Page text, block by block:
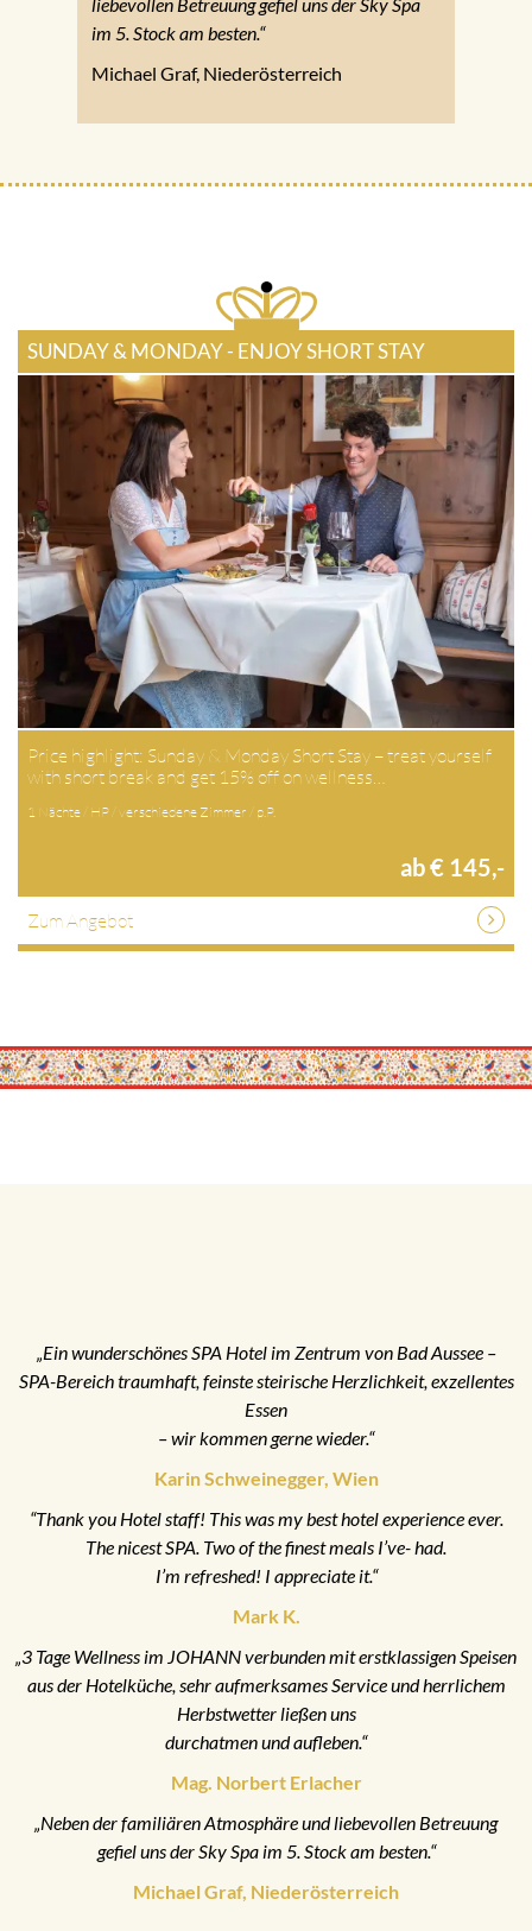
im 5. Stock am besten.“
Michael Graf, Niederösterreich
SUNDAY & MONDAY - ENJOY SHORT STAY
Price highlight: Sunday & Monday Short Stay – treat yourself
with short break and get 15% off on wellness…
1 Nächte / HP / verschiedene Zimmer / p.P.
ab € 145,-
Zum Angebot
„Ein wunderschönes SPA Hotel im Zentrum von Bad Aussee –
SPA-Bereich traumhaft, feinste steirische Herzlichkeit, exzellentes
Essen
– wir kommen gerne wieder.“
Karin Schweinegger, Wien
“Thank you Hotel staff! This was my best hotel experience ever.
The nicest SPA. Two of the finest meals I’ve- had.
I’m refreshed! I appreciate it.“
Mark K.
„3 Tage Wellness im JOHANN verbunden mit erstklassigen Speisen
aus der Hotelküche, sehr aufmerksames Service und herrlichem
Herbstwetter ließen uns
durchatmen und aufleben.“
Mag. Norbert Erlacher
„Neben der familiären Atmosphäre und liebevollen Betreuung
gefiel uns der Sky Spa im 5. Stock am besten.“
Michael Graf, Niederösterreich